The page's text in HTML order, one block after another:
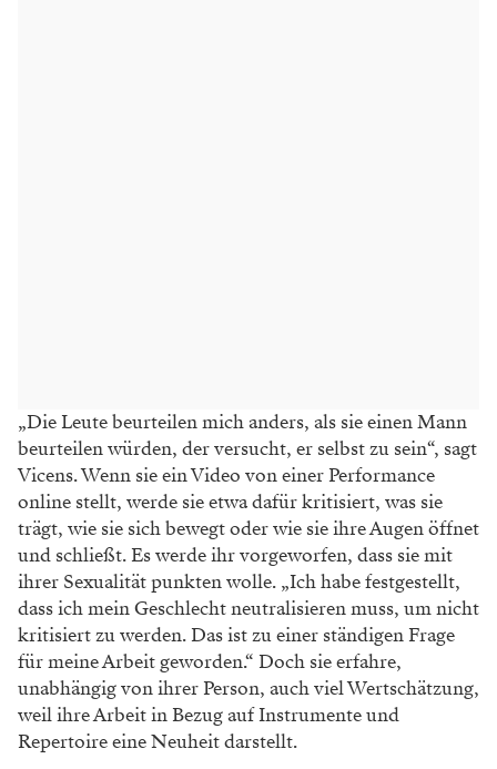
„Die Leute beurteilen mich anders, als sie einen Mann
beurteilen würden, der versucht, er selbst zu sein“, sagt
Vicens. Wenn sie ein Video von einer Performance
online stellt, werde sie etwa dafür kritisiert, was sie
trägt, wie sie sich bewegt oder wie sie ihre Augen öffnet
und schließt. Es werde ihr vorgeworfen, dass sie mit
ihrer Sexualität punkten wolle. „Ich habe festgestellt,
dass ich mein Geschlecht neutralisieren muss, um nicht
kritisiert zu werden. Das ist zu einer ständigen Frage
für meine Arbeit geworden.“ Doch sie erfahre,
unabhängig von ihrer Person, auch viel Wertschätzung,
weil ihre Arbeit in Bezug auf Instrumente und
Repertoire eine Neuheit darstellt.